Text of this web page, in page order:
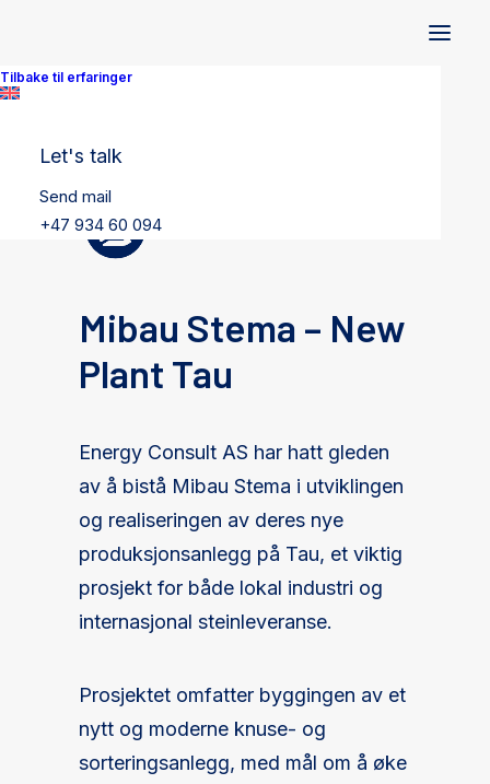
Tilbake til erfaringer
Let's talk
Send mail
+47 934 60 094
Mibau Stema – New
Plant Tau
Energy Consult AS har hatt gleden
av å bistå Mibau Stema i utviklingen
og realiseringen av deres nye
produksjonsanlegg på Tau, et viktig
prosjekt for både lokal industri og
internasjonal steinleveranse.
Prosjektet omfatter byggingen av et
nytt og moderne knuse- og
sorteringsanlegg, med mål om å øke